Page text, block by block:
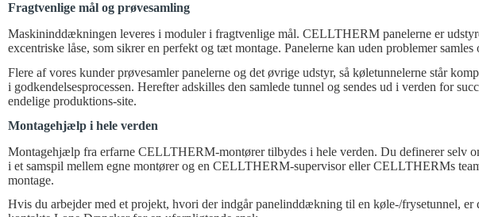
Fragtvenlige mål og prøvesamling
Maskininddækningen leveres i moduler i fragtvenlige mål. CELLTHERM panelerne er
excentriske låse, som sikrer en perfekt og tæt montage. Panelerne kan uden problemer samles
Flere af vores kunder prøvesamler panelerne og det øvrige udstyr, så køletunnelerne står
i godkendelsesprocessen. Herefter adskilles den samlede tunnel og sendes ud i verden for
endelige produktions-site.
Montagehjælp i hele verden
Montagehjælp fra erfarne CELLTHERM-montører tilbydes i hele verden. Du definerer selv
i et samspil mellem egne montører og en CELLTHERM-supervisor eller CELLTHERMs
montage.
Hvis du arbejder med et projekt, hvori der indgår panelinddækning til en køle-/frysetunnel, er